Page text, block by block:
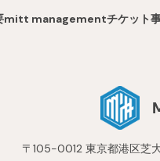
mitt managementチケット
〒105-0012 東京都港区芝